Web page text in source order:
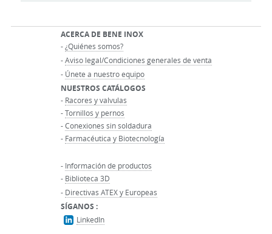
ACERCA DE BENE INOX
-¿Quiénes somos?
-Aviso legal/Condiciones generales de venta
- Únete a nuestro equipo
NUESTROS CATÁLOGOS
- Racores y valvulas
-Tornillos y pernos
-Conexiones sin soldadura
- Farmacéutica y Biotecnología
- Información de productos
- Biblioteca 3D
- Directivas ATEX y Europeas
SÍGANOS :
LinkedIn